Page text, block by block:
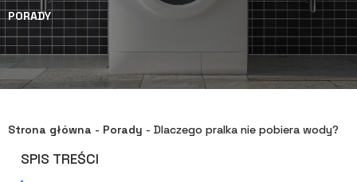
PORADY
Strona główna - Porady - Dlaczego pralka nie pobiera wody?
SPIS TREŚCI